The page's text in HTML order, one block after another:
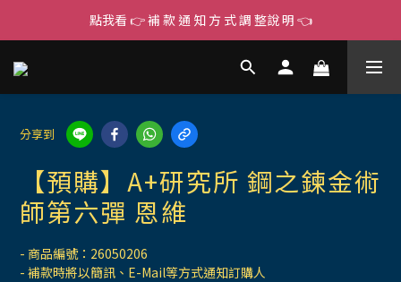
點我看 👉 補 款 通 知 方 式 調 整說 明 👈
分享到
【預購】A+研究所 鋼之鍊金術
師第六彈 恩維
- 商品編號：26050206
- 補款時將以簡訊、E-Mail等方式通知訂購人